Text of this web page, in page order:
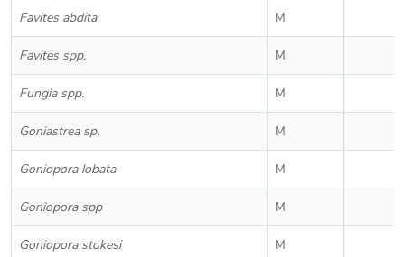
Favites abdita M
Favites spp. M
Fungia spp. M
Goniastrea sp. M
Goniopora lobata M
Goniopora spp M
Goniopora stokesi M